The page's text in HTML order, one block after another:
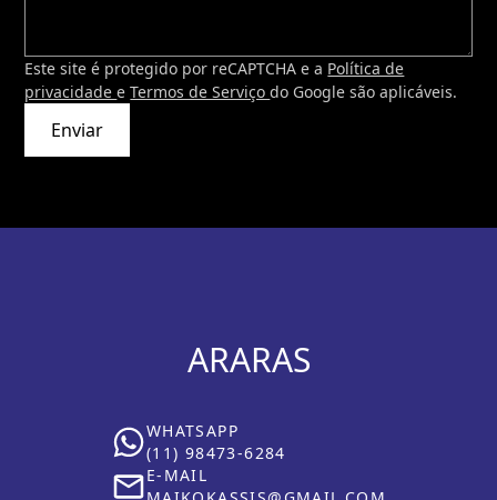
Este site é protegido por reCAPTCHA e a Política de
privacidadeeTermos de Serviçodo Google são aplicáveis.
Enviar
ARARAS
WHATSAPP
(11) 98473-6284
E-MAIL